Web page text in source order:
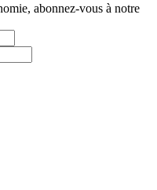
abonnez-vous à notre